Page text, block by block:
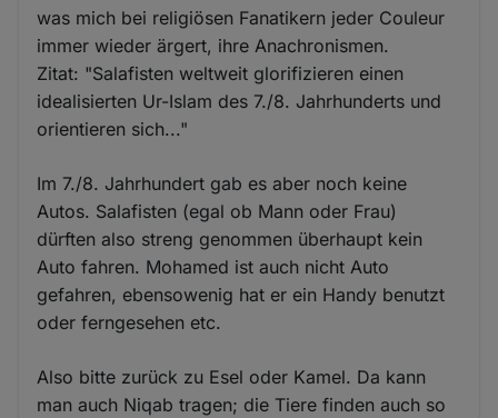
was mich bei religiösen Fanatikern jeder Couleur
immer wieder ärgert, ihre Anachronismen.
Zitat: "Salafisten weltweit glorifizieren einen
idealisierten Ur-Islam des 7./8. Jahrhunderts und
orientieren sich..."
Im 7./8. Jahrhundert gab es aber noch keine
Autos. Salafisten (egal ob Mann oder Frau)
dürften also streng genommen überhaupt kein
Auto fahren. Mohamed ist auch nicht Auto
gefahren, ebensowenig hat er ein Handy benutzt
oder ferngesehen etc.
Also bitte zurück zu Esel oder Kamel. Da kann
man auch Niqab tragen; die Tiere finden auch so